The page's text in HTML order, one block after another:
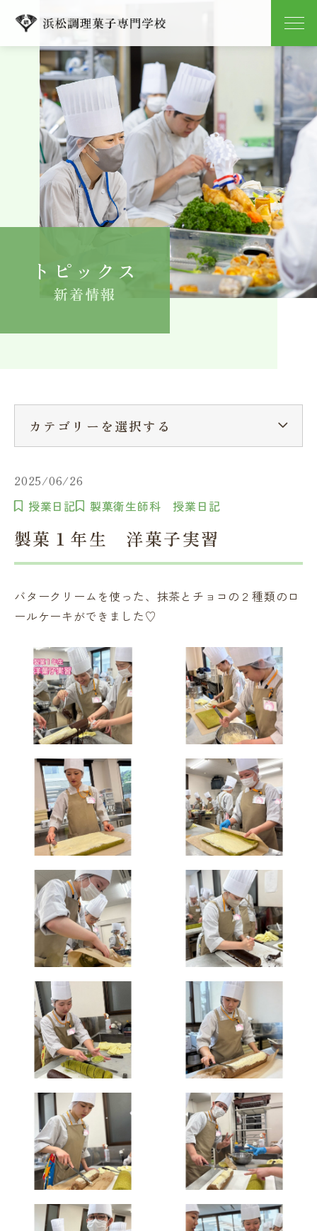
学校紹介
学科紹介
キャンパスライフ
就職
よくある質問
卒業生の方へ在学生へ一般の方へ（教室・講習会）
トピックス
新着情報
2025/06/26
授業日記 製菓衛生師科 授業日記
製菓１年生 洋菓子実習
バタークリームを使った、抹茶とチョコの２種類のロ
ールケーキができました♡
カテゴリーを選択する